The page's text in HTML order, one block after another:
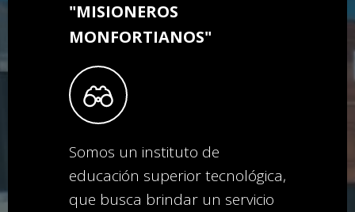
"MISIONEROS
MONFORTIANOS"
Somos un instituto de
educación superior tecnológica,
que busca brindar un servicio